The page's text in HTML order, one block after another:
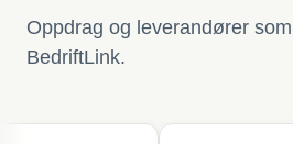
Oppdrag og leverandører
BedriftLink.